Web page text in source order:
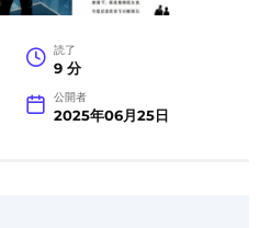
読了
9 分
公開者
2025年06月25日